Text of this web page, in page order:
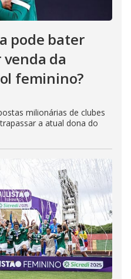
pode bater
da
feminino?
milionárias de clubes
a atual dona do